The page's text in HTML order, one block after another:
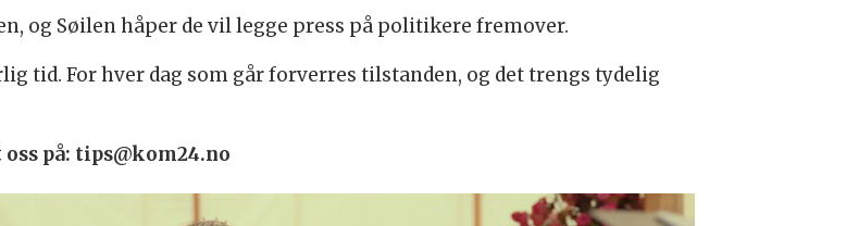
og Søilen håper de vil legge press på politikere fremover.
tid. For hver dag som går forverres tilstanden, og det trengs tydelig
på: tips@kom24.no